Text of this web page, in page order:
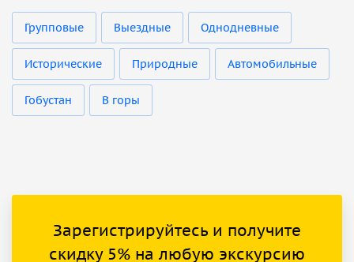
Групповые Выездные Однодневные
Исторические Природные Автомобильные
Гобустан В горы
Зарегистрируйтесь и получите
скидку 5% на любую экскурсию